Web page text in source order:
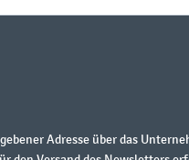
Adresse über das